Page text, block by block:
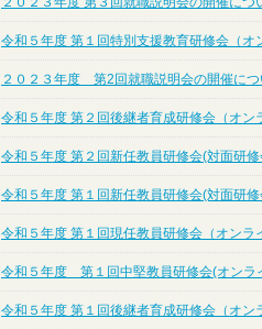
令和５年度 第１回特別支援教育研修会（オ
２０２３年度 第2回就職説明会の開催に
令和５年度 第２回後継者育成研修会（オン
令和５年度 第２回新任教員研修会(対面研
令和５年度 第１回新任教員研修会(対面研
令和５年度 第１回現任教員研修会（オンラ
令和５年度 第１回中堅教員研修会(オンラ
令和５年度 第１回後継者育成研修会（オン